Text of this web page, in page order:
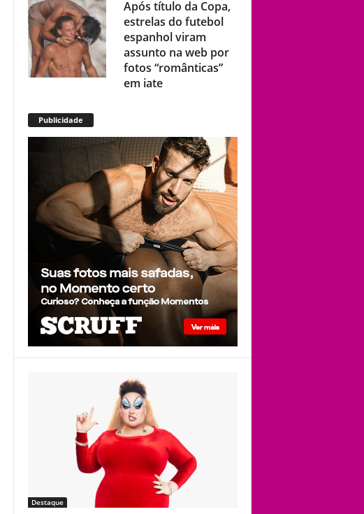
espanhol viram
assunto na web por
fotos “românticas”
em iate
Race abandonarem
festa de aniversário
de Kennedy
Davenport
Eureka O’Hara dará
vida a Divine em
espetáculo Off-
Broadway que
estreia em Nova
York sobre a
trajetória da lendária
drag queen
Município de Mato
Grosso e vereador
são condenados por
discursos
homofóbicos
durante sessão da
Câmara
Publicidade
Destaque